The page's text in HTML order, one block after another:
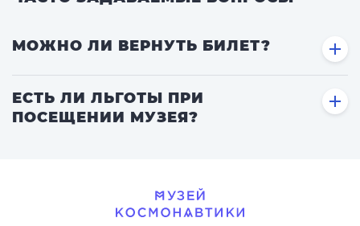
МОЖНО ЛИ ВЕРНУТЬ БИЛЕТ?
ЕСТЬ ЛИ ЛЬГОТЫ ПРИ
ПОСЕЩЕНИИ МУЗЕЯ?